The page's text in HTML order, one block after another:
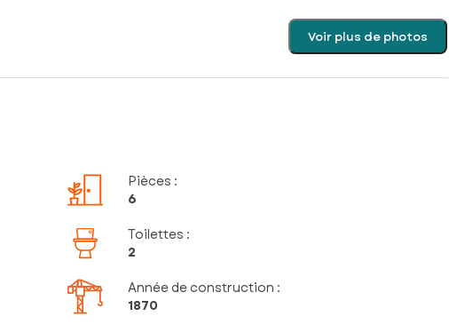
Voir plus de photos
Pièces :
6
Toilettes :
2
Année de construction :
1870